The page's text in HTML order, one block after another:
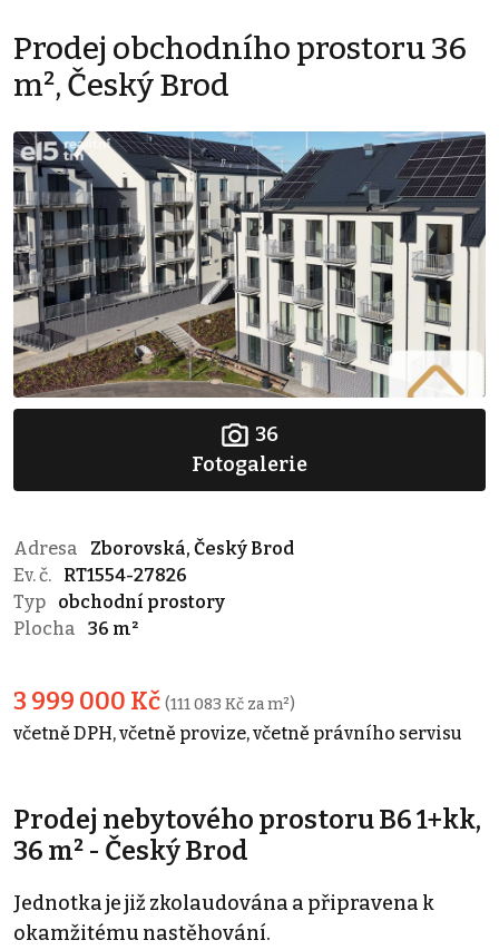
Prodej obchodního prostoru 36
m², Český Brod
36
Fotogalerie
Adresa
Zborovská, Český Brod
Ev. č.
RT1554-27826
Typ
obchodní prostory
Plocha
36 m²
3 999 000 Kč (111 083 Kč za m²)
včetně DPH, včetně provize, včetně právního servisu
Prodej nebytového prostoru B6 1+kk,
36 m² - Český Brod
Jednotka je již zkolaudována a připravena k
okamžitému nastěhování.